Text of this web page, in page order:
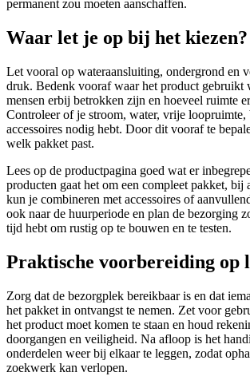
permanent zou moeten aanschaffen.
Waar let je op bij het kiezen?
Let vooral op wateraansluiting, ondergrond en
druk. Bedenk vooraf waar het product gebruikt
mensen erbij betrokken zijn en hoeveel ruimte
Controleer of je stroom, water, vrije loopruimte,
accessoires nodig hebt. Door dit vooraf te
welk pakket past.
Lees op de productpagina goed wat er
producten gaat het om een compleet pakket, bij
kun je combineren met accessoires of
ook naar de huurperiode en plan de bezorging
tijd hebt om rustig op te bouwen en te testen.
Praktische voorbereiding op
Zorg dat de bezorgplek bereikbaar is en dat
het pakket in ontvangst te nemen. Zet voor
het product moet komen te staan en houd
doorgangen en veiligheid. Na afloop is het
onderdelen weer bij elkaar te leggen, zodat
zoekwerk kan verlopen.